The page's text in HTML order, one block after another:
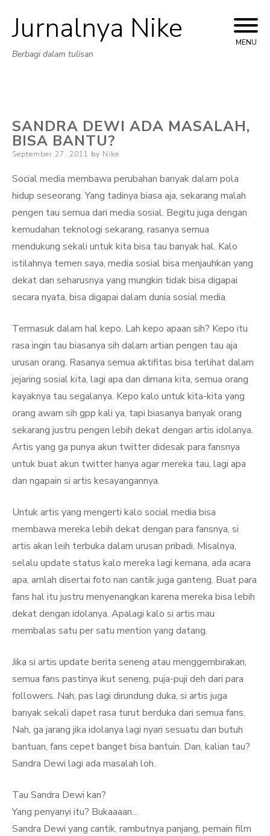
Skip
Jurnalnya Nike
Berbagi dalam tulisan
MENU
SANDRA DEWI ADA MASALAH,
BISA BANTU?
Posted
September 27, 2011 by Nike
Social media membawa perubahan banyak dalam pola
hidup seseorang. Yang tadinya biasa aja, sekarang malah
pengen tau semua dari media sosial. Begitu juga dengan
kemudahan teknologi sekarang, rasanya semua
mendukung sekali untuk kita bisa tau banyak hal. Kalo
istilahnya temen saya, media sosial bisa menjauhkan yang
dekat dan seharusnya yang mungkin tidak bisa digapai
secara nyata, bisa digapai dalam dunia sosial media.
Termasuk dalam hal kepo. Lah kepo apaan sih? Kepo itu
rasa ingin tau biasanya sih dalam artian pengen tau aja
urusan orang. Rasanya semua aktifitas bisa terlihat dalam
jejaring sosial kita, lagi apa dan dimana kita, semua orang
kayaknya tau segalanya. Kepo kalo untuk kita-kita yang
orang awam sih gpp kali ya, tapi biasanya banyak orang
sekarang justru pengen lebih dekat dengan artis idolanya.
Artis yang ga punya akun twitter didesak para fansnya
untuk buat akun twitter hanya agar mereka tau, lagi apa
dan ngapain si artis kesayangannya.
Untuk artis yang mengerti kalo social media bisa
membawa mereka lebih dekat dengan para fansnya, si
artis akan leih terbuka dalam urusan pribadi. Misalnya,
selalu update status kalo mereka lagi kemana, ada acara
apa, amlah disertai foto nan cantik juga ganteng. Buat para
fans hal itu justru menyenangkan karena mereka bisa lebih
dekat dengan idolanya. Apalagi kalo si artis mau
membalas satu per satu mention yang datang.
Jika si artis update berita seneng atau menggembirakan,
semua fans pastinya ikut seneng, puja-puji deh dari para
followers. Nah, pas lagi dirundung duka, si artis juga
banyak sekali dapet rasa turut berduka dari semua fans.
Nah, ga jarang jika idolanya lagi nyari sesuatu dan butuh
bantuan, fans cepet banget bisa bantuin. Dan, kalian tau?
Sandra Dewi lagi ada masalah loh.
Tau Sandra Dewi kan?
Yang penyanyi itu? Bukaaaan…
Sandra Dewi yang cantik, rambutnya panjang, pemain film